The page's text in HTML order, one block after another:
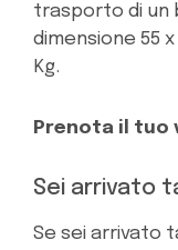
trasporto di un
dimensione 55
Kg.
Prenota il tuo
Sei arrivato
Se sei arrivato